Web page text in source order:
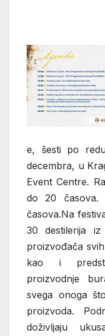
e, šesti po
decembra, u
Event Centre.
do 20 časova.
časova.Na
30 destilerija
proizvođača
kao i
proizvodnje
svega onoga
proizvoda.
doživljaju